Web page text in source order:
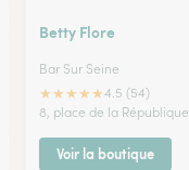
Betty Flore
Bar Sur Seine
★★★★★4.5 (54)
8, place de la République
Voir la boutique